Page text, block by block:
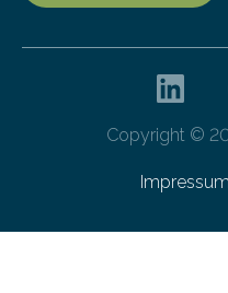
Copyright ©
Impressum